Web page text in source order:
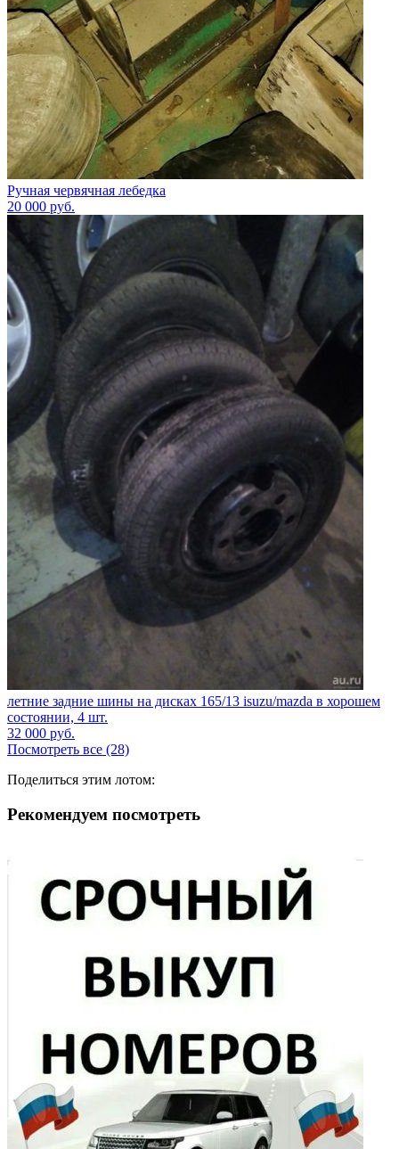
Ручная червячная лебедка
20 000 руб.
летние задние шины на дисках 165/13 isuzu/mazda в хорошем
состоянии, 4 шт.
32 000 руб.
Посмотреть все (28)
Поделиться этим лотом:
Рекомендуем посмотреть